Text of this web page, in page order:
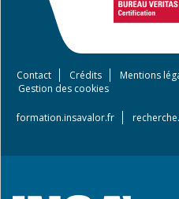
Footer
Contact Crédits Mentions
Gestion des cookies
formation.insavalor.fr